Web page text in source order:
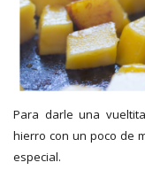
Para darle una
hierro con un poco de
especial.